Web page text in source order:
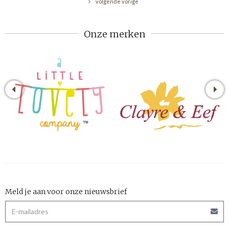
Onze merken
Meld je aan voor onze nieuwsbrief